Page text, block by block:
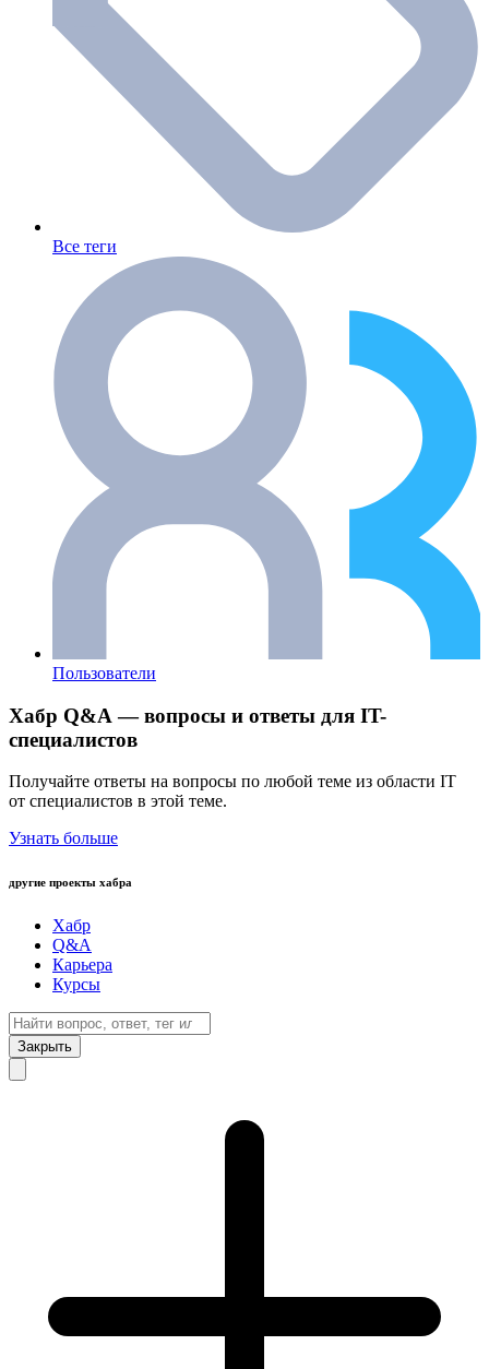
Все теги
Пользователи
Хабр Q&A — вопросы и ответы для IT-
специалистов
Получайте ответы на вопросы по любой теме из области IT
от специалистов в этой теме.
Узнать больше
другие проекты хабра
Хабр
Q&A
Карьера
Курсы
Закрыть